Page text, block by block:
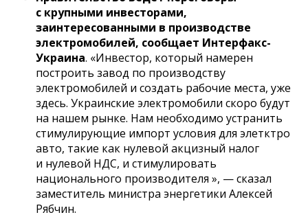
с крупными инвесторами,
заинтересованными в производстве
электромобилей, сообщает Интерфакс-
Украина. «Инвестор, который намерен
построить завод по производству
электромобилей и создать рабочие места, уже
здесь. Украинские электромобили скоро будут
на нашем рынке. Нам необходимо устранить
стимулирующие импорт условия для элетктро
авто, такие как нулевой акцизный налог
и нулевой НДС, и стимулировать
национального производителя », — сказал
заместитель министра энергетики Алексей
Рябчин.